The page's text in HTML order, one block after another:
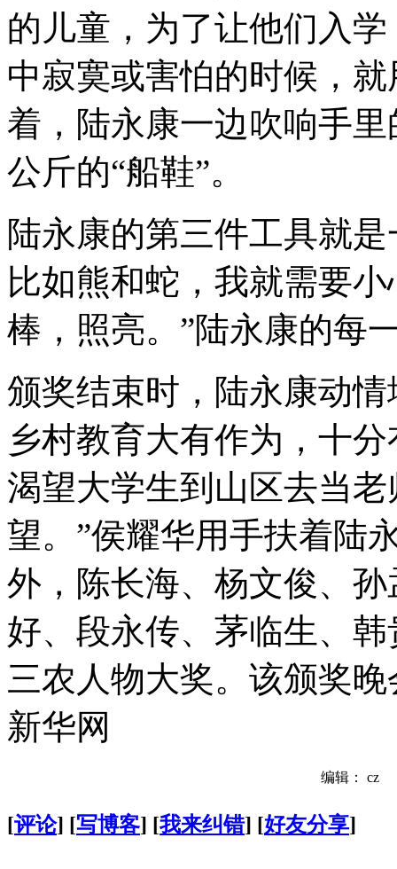
的儿童，为了让他们入
中寂寞或害怕的时候，
着，陆永康一边吹响手
公斤的“船鞋”。
陆永康的第三件工具就
比如熊和蛇，我就需要
棒，照亮。”陆永康的每
颁奖结束时，陆永康动
乡村教育大有作为，十
渴望大学生到山区去当
望。”侯耀华用手扶着陆
外，陈长海、杨文俊、
好、段永传、茅临生、
三农人物大奖。该颁奖
新华网
编辑： cz
[评论] [写博客] [我来纠错] [好友分享]